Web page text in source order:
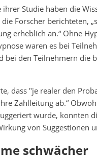
ihrer Studie haben die
Forscher berichteten,
erheblich an.“ Ohne
waren es bei
bei den Teilnehmern die
dass "je realer den
Zählleitung ab.“
wurde, konnten
von Suggestionen
schwächer